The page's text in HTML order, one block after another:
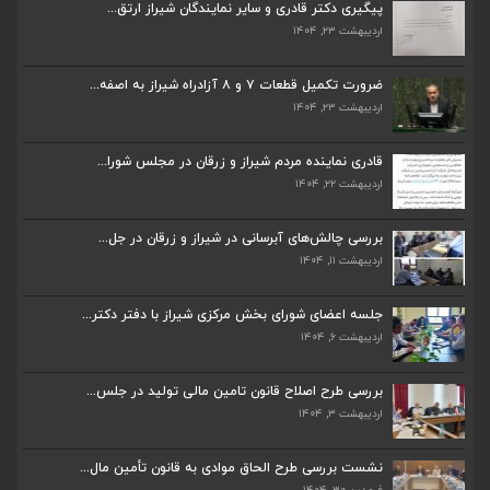
پیگیری دکتر قادری و سایر نمایندگان شیراز ارتق...
اردیبهشت ۲۳, ۱۴۰۴
ضرورت تکمیل قطعات ۷ و ۸ آزادراه شیراز به اصفه...
اردیبهشت ۲۳, ۱۴۰۴
قادری نماینده مردم شیراز و زرقان در مجلس شورا...
اردیبهشت ۲۲, ۱۴۰۴
بررسی چالش‌های آبرسانی در شیراز و زرقان در جل...
اردیبهشت ۱۱, ۱۴۰۴
جلسه اعضای شورای بخش مرکزی شیراز با دفتر دکتر...
اردیبهشت ۶, ۱۴۰۴
بررسی طرح اصلاح قانون تامین مالی تولید در جلس...
اردیبهشت ۳, ۱۴۰۴
نشست بررسی طرح الحاق موادی به قانون تأمین مال...
ضرورت تکمیل قطعات ۷ و ۸ آزادراه شیراز به اصفه...
اردیبهشت ۲۳, ۱۴۰۴
قادری نماینده مردم شیراز و زرقان در مجلس شورا...
بررسی چالش‌های آبرسانی در شیراز و زرقان در جل...
جلسه اعضای شورای بخش مرکزی شیراز با دفتر دکتر...
پیگیری دکتر قادری و سایر نمایندگان شیراز ارتق...
اردیبهشت ۲۳, ۱۴۰۴
ضرورت تکمیل قطعات ۷ و ۸ آزادراه شیراز به اصفه...
اردیبهشت ۲۳, ۱۴۰۴